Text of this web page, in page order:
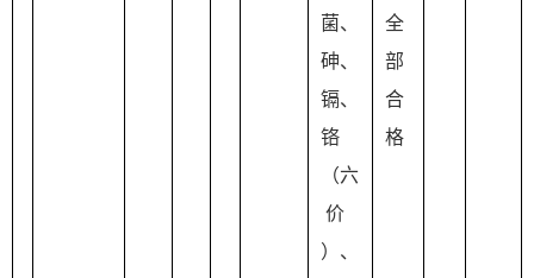
菌、
砷、
镉、
铬
（六
价
）、
全
部
合
格